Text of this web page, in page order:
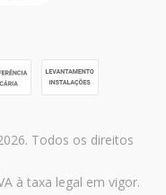
Todos os direitos
à taxa legal em vigor.